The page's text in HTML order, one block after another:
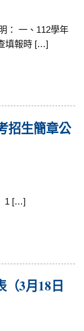
： 一、112學年
填報時 […]
招生簡章公
1 […]
（3月18日